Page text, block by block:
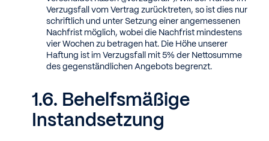
Verzugsfall vom Vertrag zurücktreten, so ist dies nur
schriftlich und unter Setzung einer angemessenen
Nachfrist möglich, wobei die Nachfrist mindestens
vier Wochen zu betragen hat. Die Höhe unserer
Haftung ist im Verzugsfall mit 5% der Nettosumme
des gegenständlichen Angebots begrenzt.
Behelfsmäßige
Instandsetzung